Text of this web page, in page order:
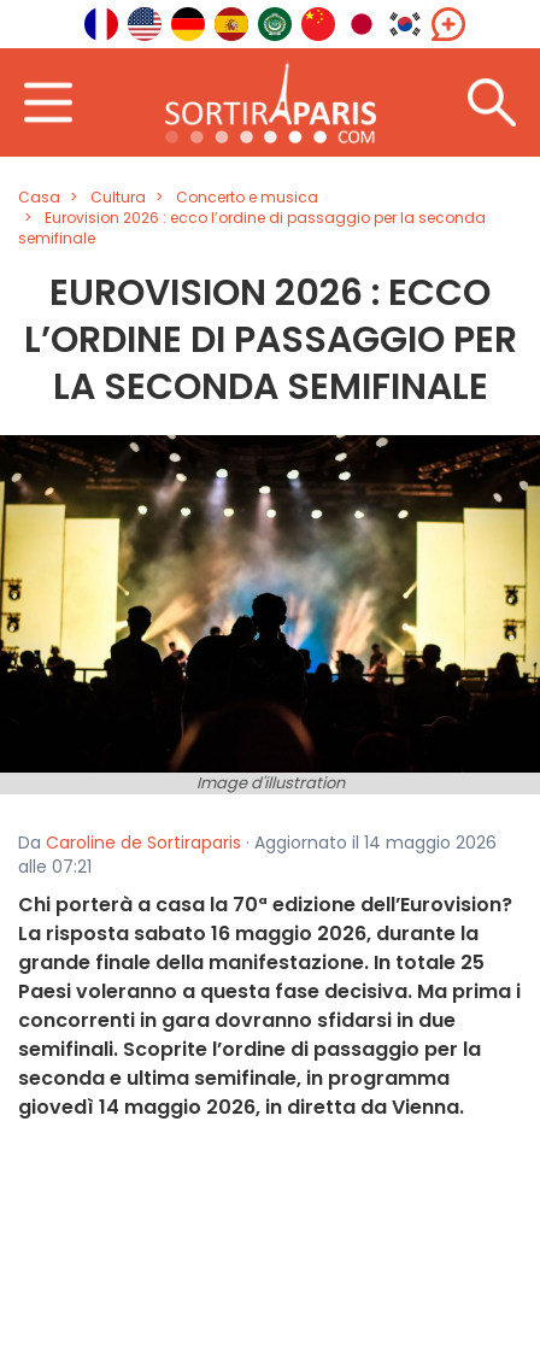
Casa Cultura
Concerto e musica
Eurovision 2026 : ecco l’ordine di passaggio per la seconda
semifinale
EUROVISION 2026 : ECCO
L’ORDINE DI PASSAGGIO PER
LA SECONDA SEMIFINALE
Image d'illustration
Da Caroline de Sortiraparis · Aggiornato il 14 maggio 2026
alle 07:21
Chi porterà a casa la 70ª edizione dell’Eurovision?
La risposta sabato 16 maggio 2026, durante la
grande finale della manifestazione. In totale 25
Paesi voleranno a questa fase decisiva. Ma prima i
concorrenti in gara dovranno sfidarsi in due
semifinali. Scoprite l’ordine di passaggio per la
seconda e ultima semifinale, in programma
giovedì 14 maggio 2026, in diretta da Vienna.